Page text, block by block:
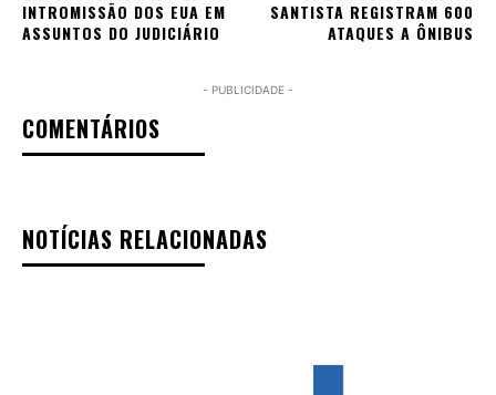
INTROMISSÃO DOS EUA EM
ASSUNTOS DO JUDICIÁRIO
SANTISTA REGISTRAM 600
ATAQUES A ÔNIBUS
- PUBLICIDADE -
COMENTÁRIOS
NOTÍCIAS RELACIONADAS